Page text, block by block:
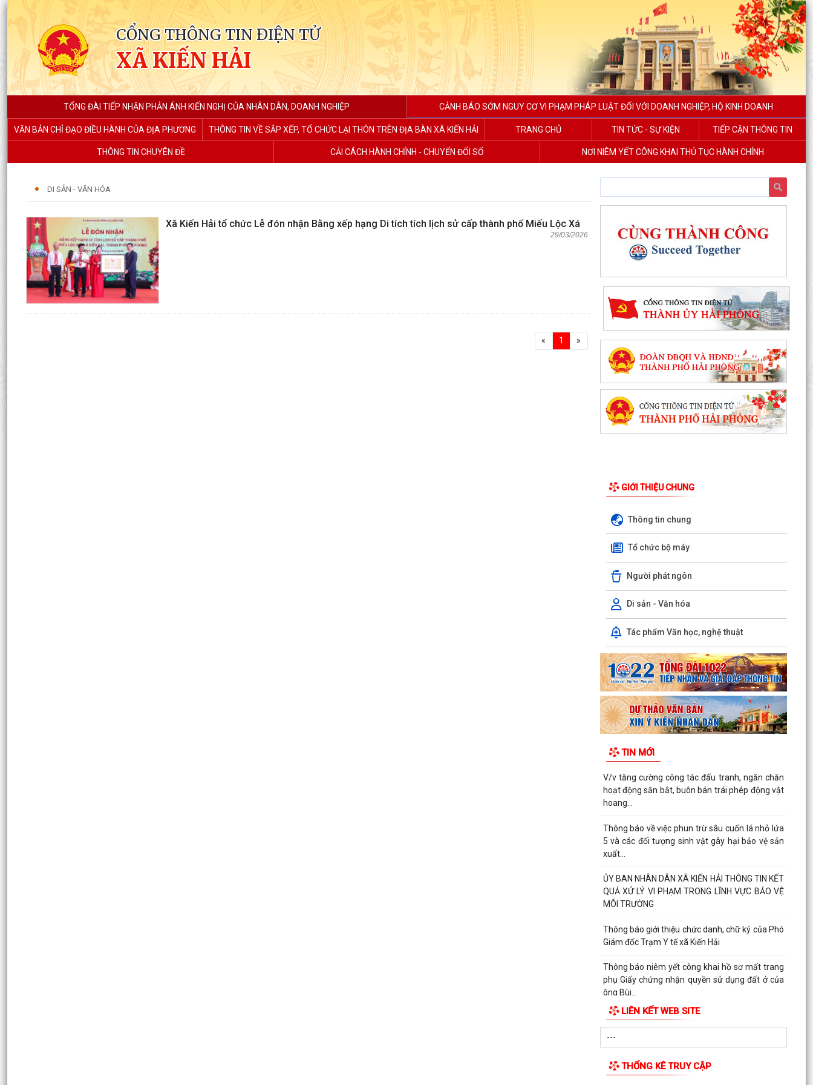
CỔNG THÔNG TIN ĐIỆN TỬ
XÃ KIẾN HẢI
TỔNG ĐÀI TIẾP NHẬN PHẢN ÁNH KIẾN NGHỊ CỦA NHÂN DÂN, DOANH NGHIỆP CẢNH BÁO SỚM NGUY CƠ VI PHẠM PHÁP LUẬT ĐỐI VỚI DOANH NGHIỆP, HỘ KINH DOANH
VĂN BẢN CHỈ ĐẠO ĐIỀU HÀNH CỦA ĐỊA PHƯƠNG THÔNG TIN VỀ SẮP XẾP, TỔ CHỨC LẠI THÔN TRÊN ĐỊA BÀN XÃ KIẾN HẢI TRANG CHỦ TIN TỨC - SỰ KIỆN TIẾP CẬN THÔNG TIN
THÔNG TIN CHUYÊN ĐỀ CẢI CÁCH HÀNH CHÍNH - CHUYỂN ĐỔI SỐ NƠI NIÊM YẾT CÔNG KHAI THỦ TỤC HÀNH CHÍNH
DI SẢN - VĂN HÓA
Xã Kiến Hải tổ chức Lễ đón nhận Bằng xếp hạng Di tích tích lịch sử cấp thành phố Miếu Lộc Xá
29/03/2026
« 1 »
GIỚI THIỆU CHUNG
Thông tin chung
Tổ chức bộ máy
Người phát ngôn
Di sản - Văn hóa
Tác phẩm Văn học, nghệ thuật
TIN MỚI
V/v tăng cường công tác đấu tranh, ngăn chăn
hoạt động săn bắt, buôn bán trái phép động vật
hoang...
Thông báo về việc phun trừ sâu cuốn lá nhỏ lứa
5 và các đối tượng sinh vật gây hại bảo vệ sản
xuất...
ỦY BAN NHÂN DÂN XÃ KIẾN HẢI THÔNG TIN KẾT
QUẢ XỬ LÝ VI PHẠM TRONG LĨNH VỰC BẢO VỆ
MÔI TRƯỜNG
Thông báo giới thiệu chức danh, chữ ký của Phó
Giám đốc Trạm Y tế xã Kiến Hải
Thông báo niêm yết công khai hồ sơ mất trang
phụ Giấy chứng nhận quyền sử dụng đất ở của
ông Bùi...
Đảng ủy, UBND xã Kiến Hải tổ chức Hội nghị công
bố các Quyết định về công tác cán bộ Trạm Y tế
LIÊN KẾT WEB SITE
THỐNG KÊ TRUY CẬP